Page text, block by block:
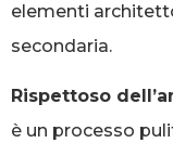
elementi
secondaria.
Rispettoso
è un processo